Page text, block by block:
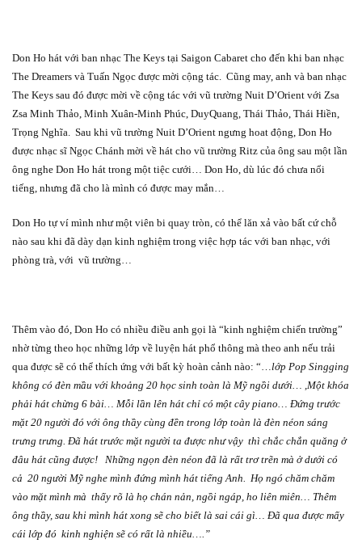
Don Ho hát với ban nhạc The Keys tại Saigon Cabaret cho đến khi ban nhạc
The Dreamers và Tuấn Ngọc được mời cộng tác. Cũng may, anh và ban nhạc
The Keys sau đó được mời về cộng tác với vũ trường Nuit D’Orient với Zsa
Zsa Minh Thảo, Minh Xuân-Minh Phúc, DuyQuang, Thái Thảo, Thái Hiền,
Trọng Nghĩa. Sau khi vũ trường Nuit D’Orient ngưng hoat động, Don Ho
được nhạc sĩ Ngọc Chánh mời về hát cho vũ trường Ritz của ông sau một lần
ông nghe Don Ho hát trong một tiệc cưới… Don Ho, dù lúc đó chưa nổi
tiếng, nhưng đã cho là mình có được may mắn…
Don Ho tự ví mình như một viên bi quay tròn, có thể lăn xả vào bất cứ chỗ
nào sau khi đã dày dạn kinh nghiệm trong việc hợp tác với ban nhạc, với
phòng trà, với vũ trường…
Thêm vào đó, Don Ho có nhiều điều anh gọi là “kinh nghiệm chiến trường”
nhờ từng theo học những lớp về luyện hát phổ thông mà theo anh nếu trải
qua được sẽ có thể thích ứng với bất kỳ hoàn cảnh nào: “…lớp Pop Singging
không có đèn mầu với khoảng 20 học sinh toàn là Mỹ ngồi dưới… ,Một khóa
phải hát chừng 6 bài… Mỗi lần lên hát chỉ có một cây piano… Đứng trước
mặt 20 người đó với ông thầy cùng đền trong lớp toàn là đèn néon sáng
trưng trưng. Đã hát trước mặt người ta được như vậy thì chắc chắn quăng ở
đâu hát cũng được! Những ngọn đèn néon đã là rất trơ trẽn mà ở dưới có
cả 20 người Mỹ nghe mình đứng mình hát tiếng Anh. Họ ngó chăm chăm
vào mặt mình mà thấy rõ là họ chán nản, ngồi ngáp, ho liên miên… Thêm
ông thầy, sau khi mình hát xong sẽ cho biết là sai cái gì… Đã qua được mấy
cái lớp đó kinh nghiện sẽ có rất là nhiều….”